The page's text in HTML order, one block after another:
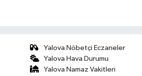
Yalova Nöbetçi Eczaneler
Yalova Hava Durumu
Yalova Namaz Vakitleri